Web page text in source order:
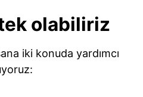
olabiliriz
iki konuda yardımcı